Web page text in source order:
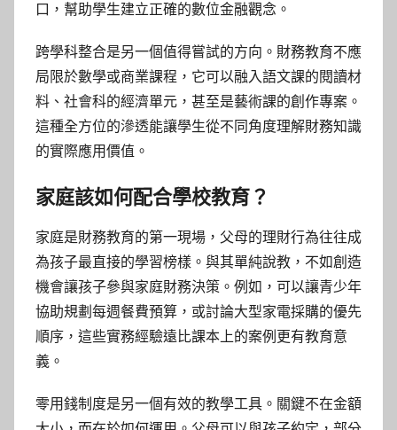
口，幫助學生建立正確的數位金融觀念。
跨學科整合是另一個值得嘗試的方向。財務教育不應
局限於數學或商業課程，它可以融入語文課的閱讀材
料、社會科的經濟單元，甚至是藝術課的創作專案。
這種全方位的滲透能讓學生從不同角度理解財務知識
的實際應用價值。
家庭該如何配合學校教育？
家庭是財務教育的第一現場，父母的理財行為往往成
為孩子最直接的學習榜樣。與其單純說教，不如創造
機會讓孩子參與家庭財務決策。例如，可以讓青少年
協助規劃每週餐費預算，或討論大型家電採購的優先
順序，這些實務經驗遠比課本上的案例更有教育意
義。
零用錢制度是另一個有效的教學工具。關鍵不在金額